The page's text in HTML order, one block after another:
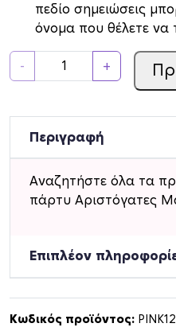
πεδίο σημειώσεις
όνομα που θέλετε να
-
ο
τ
κ
α
+
Περιγραφή
Αναζητήστε όλα τα
πάρτυ Αριστόγατες
Επιπλέον
Κωδικός προϊόντος: